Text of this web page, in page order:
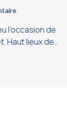
l’occasion de
Haut lieux de…